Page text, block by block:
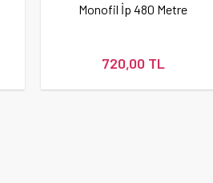
Monofil İp 480 Metre
720,00 TL